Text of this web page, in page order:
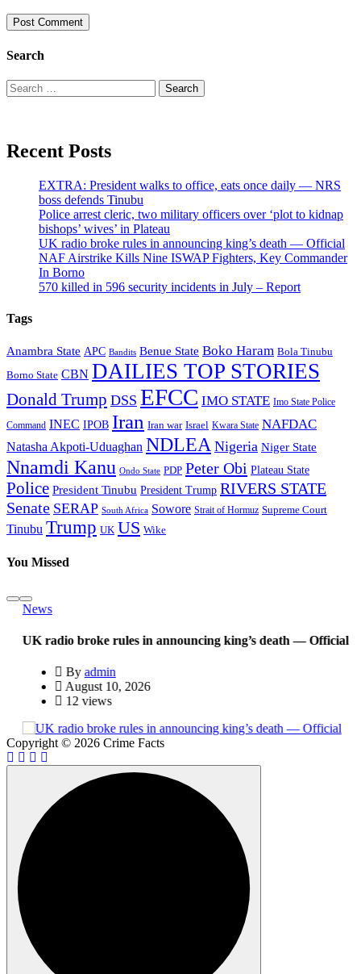
Search
Search
for:
Recent Posts
EXTRA: President walks to office, eats once daily — NRS
boss defends Tinubu
Police arrest cleric, two military officers over ‘plot to kidnap
bishops’ wives’ in Plateau
UK radio broke rules in announcing king’s death — Official
NAF Airstrike Kills Nine ISWAP Fighters, Key Commander
In Borno
570 killed in 596 security incidents in July – Report
Tags
Anambra State APC Bandits Benue State Boko Haram Bola Tinubu
Borno State CBN DAILIES TOP STORIES
Donald Trump DSS EFCC IMO STATE Imo State Police
Command INEC IPOB Iran Iran war Israel Kwara State NAFDAC
Natasha Akpoti-Uduaghan NDLEA Nigeria Niger State
Nnamdi Kanu Ondo State PDP Peter Obi Plateau State
Police President Tinubu President Trump RIVERS STATE
Senate SERAP South Africa Sowore Strait of Hormuz Supreme Court
Tinubu Trump UK US Wike
You Missed
News
UK radio broke rules in announcing king’s death — Official
Byadmin
August 10, 2026
12 views
Copyright © 2026 Crime Facts